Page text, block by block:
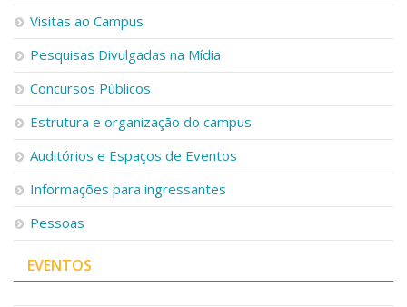
Visitas ao Campus
Pesquisas Divulgadas na Mídia
Concursos Públicos
Estrutura e organização do campus
Auditórios e Espaços de Eventos
Informações para ingressantes
Pessoas
EVENTOS